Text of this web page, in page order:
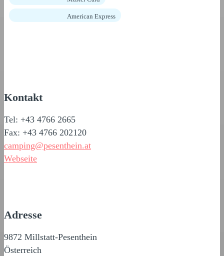
American Express
Kontakt
Tel: +43 4766 2665
Fax: +43 4766 202120
camping@pesenthein.at
Webseite
Adresse
9872 Millstatt-Pesenthein
Österreich